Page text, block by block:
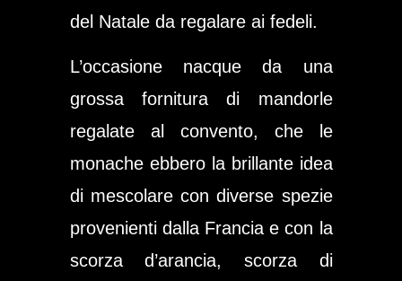
del Natale da regalare ai fedeli.
L’occasione nacque da una
grossa fornitura di mandorle
regalate al convento, che le
monache ebbero la brillante idea
di mescolare con diverse spezie
provenienti dalla Francia e con la
scorza d’arancia, scorza di